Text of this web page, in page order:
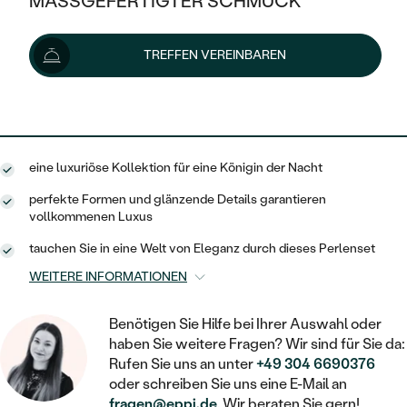
KLASSISCH
V-FORM
VINTAGE
AUSSERGEWÖHNLICHE
GEHÄMMERTE
VON HAND GRAVIERTE
MIT MEHREREN DIAMANTEN
HALO
VINTAGE
IM SET
AUSSERGEWÖHNLICH
WÄHLE EINEN RING
DIAMANTEN ZUM EINFASSEN
AUSVERKAUF
WENN SCHMUCK HILFT
NACH TYP
OHRRINGE
RINGE
ANHÄNGER / KETTEN
SCHMUCKSET
HERRENSCHMUCK
PLATIN
OHRSTECKER
CREOLEN
MINIMALISTISCHE
OHRHÄNGER
SOLITÄR
HERZ
GOLD
SILBER
SOLITÄR
ZUR GEBURT EINES KINDES
MIT STERNZEICHEN
MINIMALISTISCH
AUSVERKAUF
GOLD
PLATIN
NACH STYL
MEMOIRE
MINIMALISTISCHE
TREFFEN VEREINBAREN
4 016 €4 226 € -5 %
Lieferoptionen
eine luxuriöse Kollektion für eine Königin der Nacht
perfekte Formen und glänzende Details garantieren
vollkommenen Luxus
tauchen Sie in eine Welt von Eleganz durch dieses Perlenset
WEITERE INFORMATIONEN
Benötigen Sie Hilfe bei Ihrer Auswahl oder
haben Sie weitere Fragen? Wir sind für Sie da:
Rufen Sie uns an unter+49 304 6690376
oder schreiben Sie uns eine E-Mail an